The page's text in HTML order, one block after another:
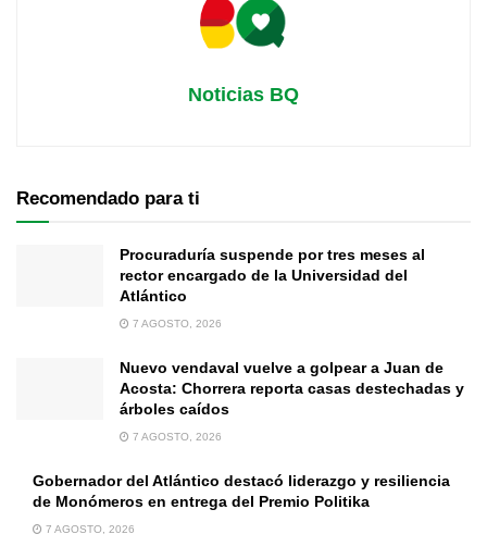
Noticias BQ
Recomendado para ti
Procuraduría suspende por tres meses al
rector encargado de la Universidad del
Atlántico
7 AGOSTO, 2026
Nuevo vendaval vuelve a golpear a Juan de
Acosta: Chorrera reporta casas destechadas y
árboles caídos
7 AGOSTO, 2026
Gobernador del Atlántico destacó liderazgo y resiliencia
de Monómeros en entrega del Premio Politika
7 AGOSTO, 2026